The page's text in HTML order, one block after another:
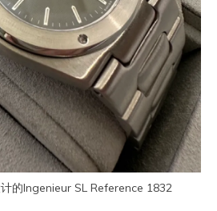
的Ingenieur SL Reference 1832